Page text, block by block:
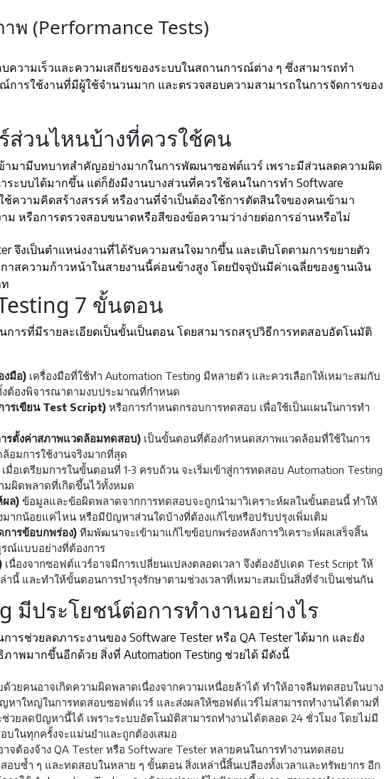
พ (Performance Tests)
วามเร็วและความเสถียรของระบบในสถานการณ์ต่าง ๆ ซึ่งสามารถทำ
การใช้งานที่มีผู้ใช้จำนวนมาก และตรวจสอบความสามารถในการจัดการของ
ส่วนไหนบ้างที่ควรใช้คน
ข้ามามีบทบาทสำคัญอย่างมากในการพัฒนาซอฟต์แวร์ เพราะมีส่วนลดความผิด
ะบบได้มากขึ้น แต่ก็ยังมีงานบางส่วนที่ควรใช้คนในการทำ Software
ช้ความคิดสร้างสรรค์ หรืองานที่จำเป็นต้องใช้การตัดสินใจของคนเข้ามา
ม หรือการตรวจสอบขนาดหรือสีของข้อความว่าง่ายต่อการอ่านหรือไม่
จึงเป็นตำแหน่งงานที่ได้รับความสนใจมากขึ้น และเติบโตตามการขยายตัว
สความก้าวหน้าในสายงานนี้ค่อนข้างสูง โดยปัจจุบันมีค่าเฉลี่ยของฐานเงิน
7 ขั้นตอน
การที่มีรายละเอียดเป็นขั้นเป็นตอน โดยสามารถสรุปวิธีการทดสอบอัตโนมัติ
งมือ) เครื่องมือที่ใช้ทำ Automation Testing มีหลายตัว และควรเลือกให้เหมาะสมกับ
งต้องพิจารณาตามงบประมาณที่กำหนด
รเขียน Test Script) หรือการกำหนดกรอบการทดสอบ เพื่อใช้เป็นแผนในการทำ
ตั้งค่าสภาพแวดล้อมทดสอบ) เป็นขั้นตอนที่ต้องกำหนดสภาพแวดล้อมที่ใช้ในการ
อมการใช้งานจริงมากที่สุด
เมื่อเตรียมการในขั้นตอนที่ 1-3 ครบถ้วน จะเริ่มเข้าสู่การทดสอบ Automation Testing
มผิดพลาดที่เกิดขึ้นไว้ทั้งหมด
ผล) ข้อมูลและข้อผิดพลาดจากการทดสอบจะถูกนำมาวิเคราะห์ผลในขั้นตอนนี้ ทำให้
ากน้อยแค่ไหน หรือมีปัญหาส่วนใดบ้างที่ต้องแก้ไขหรือปรับปรุงเพิ่มเติม
ารข้อบกพร่อง) ทีมพัฒนาจะเข้ามาแก้ไขข้อบกพร่องหลังการวิเคราะห์ผลเสร็จสิ้น
ณ์แบบอย่างที่ต้องการ
เนื่องจากซอฟต์แวร์อาจมีการเปลี่ยนแปลงตลอดเวลา จึงต้องอัปเดต Test Script ให้
านี้ และทำให้ขั้นตอนการบำรุงรักษาตามช่วงเวลาที่เหมาะสมเป็นสิ่งที่จำเป็นเช่นกัน
มีประโยชน์ต่อการทำงานอย่างไร
ารช่วยลดภาระงานของ Software Tester หรือ QA Tester ได้มาก และยัง
พมากขึ้นอีกด้วย สิ่งที่ Automation Testing ช่วยได้ มีดังนี้
วยคนอาจเกิดความผิดพลาดเนื่องจากความเหนื่อยล้าได้ ทำให้อาจลืมทดสอบในบาง
าใหญ่ในการทดสอบซอฟต์แวร์ และส่งผลให้ซอฟต์แวร์ไม่สามารถทำงานได้ตามที่
ช่วยลดปัญหานี้ได้ เพราะระบบอัตโนมัติสามารถทำงานได้ตลอด 24 ชั่วโมง โดยไม่มี
บในทุกครั้งจะแม่นยำและถูกต้องเสมอ
จต้องจ้าง QA Tester หรือ Software Tester หลายคนในการทำงานทดสอบ
อบซ้ำ ๆ และทดสอบในหลาย ๆ ขั้นตอน สิ่งเหล่านี้สิ้นเปลืองทั้งเวลาและทรัพยากร อีก